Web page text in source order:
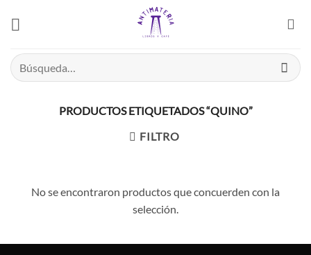
Buscar
por:
PRODUCTOS ETIQUETADOS “QUINO”
FILTRO
No se encontraron productos que concuerden con la
selección.